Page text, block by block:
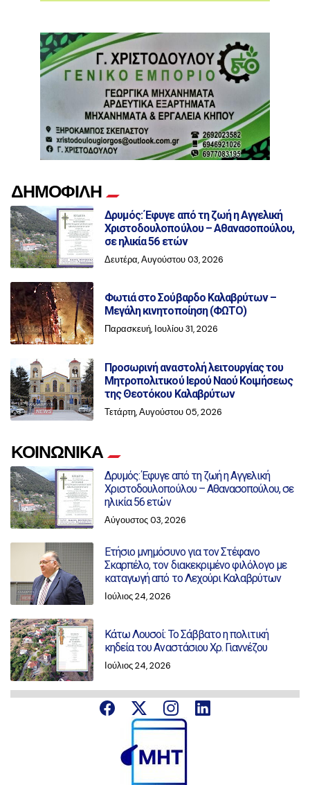
ΔΗΜΟΦΙΛΗ
Δρυμός: Έφυγε από τη ζωή η Αγγελική
Χριστοδουλοπούλου – Αθανασοπούλου,
σε ηλικία 56 ετών
Δευτέρα, Αυγούστου 03, 2026
Φωτιά στο Σούβαρδο Καλαβρύτων –
Μεγάλη κινητοποίηση (ΦΩΤΟ)
Παρασκευή, Ιουλίου 31, 2026
Προσωρινή αναστολή λειτουργίας του
Μητροπολιτικού Ιερού Ναού Κοιμήσεως
της Θεοτόκου Καλαβρύτων
Τετάρτη, Αυγούστου 05, 2026
ΚΟΙΝΩΝΙΚΑ
Δρυμός: Έφυγε από τη ζωή η Αγγελική
Χριστοδουλοπούλου – Αθανασοπούλου, σε
ηλικία 56 ετών
Αύγουστος 03, 2026
Ετήσιο μνημόσυνο για τον Στέφανο
Σκαρπέλο, τον διακεκριμένο φιλόλογο με
καταγωγή από το Λεχούρι Καλαβρύτων
Ιούλιος 24, 2026
Κάτω Λουσοί: Το Σάββατο η πολιτική
κηδεία του Αναστάσιου Χρ. Γιαννέζου
Ιούλιος 24, 2026